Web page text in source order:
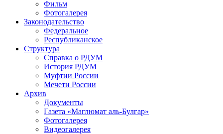
Фильм
Фотогалерея
Законодательство
Федеральное
Республиканское
Структура
Справка о РДУМ
История РДУМ
Муфтии России
Мечети России
Архив
Документы
Газета «Маглюмат аль-Булгар»
Фотогалерея
Видеогалерея